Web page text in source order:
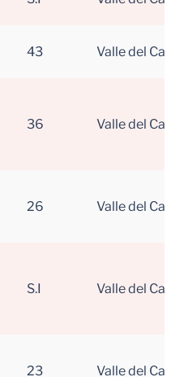
43 Valle del
36 Valle del
26 Valle del
S.I Valle del
23 Valle del